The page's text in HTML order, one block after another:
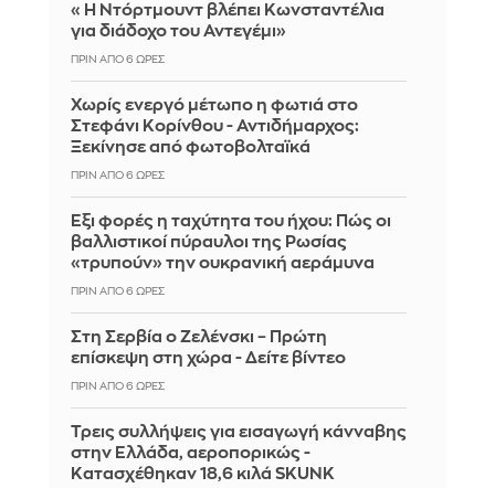
«Η Ντόρτμουντ βλέπει Κωνσταντέλια
για διάδοχο του Αντεγέμι»
ΠΡΙΝ ΑΠΌ 6 ΏΡΕΣ
Χωρίς ενεργό μέτωπο η φωτιά στο
Στεφάνι Κορίνθου - Αντιδήμαρχος:
Ξεκίνησε από φωτοβολταϊκά
ΠΡΙΝ ΑΠΌ 6 ΏΡΕΣ
Έξι φορές η ταχύτητα του ήχου: Πώς οι
βαλλιστικοί πύραυλοι της Ρωσίας
«τρυπούν» την ουκρανική αεράμυνα
ΠΡΙΝ ΑΠΌ 6 ΏΡΕΣ
Στη Σερβία ο Ζελένσκι – Πρώτη
επίσκεψη στη χώρα - Δείτε βίντεο
ΠΡΙΝ ΑΠΌ 6 ΏΡΕΣ
Τρεις συλλήψεις για εισαγωγή κάνναβης
στην Ελλάδα, αεροπορικώς -
Κατασχέθηκαν 18,6 κιλά SKUNK